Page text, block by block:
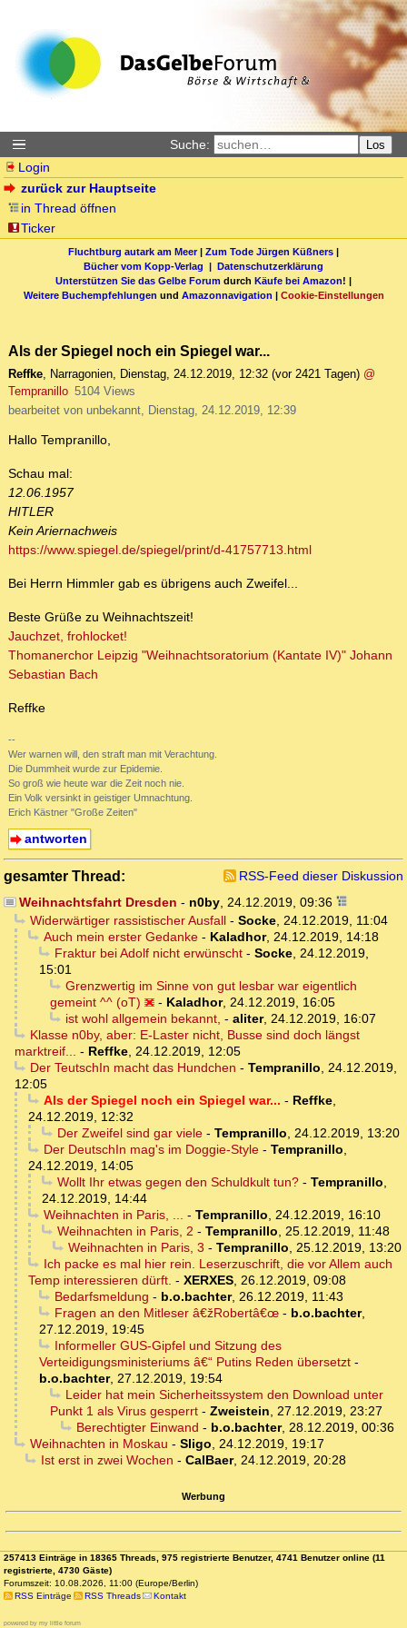
Suche: Los
Login
zurück zur Hauptseite
in Thread öffnen
Ticker
Fluchtburg autark am Meer| Zum Tode Jürgen Küßners |
Bücher vom Kopp-Verlag | Datenschutzerklärung
Unterstützen Sie das Gelbe Forum durch Käufe bei Amazon! |
Weitere Buchempfehlungen und Amazonnavigation | Cookie-Einstellungen
Als der Spiegel noch ein Spiegel war...
Reffke, Narragonien, Dienstag, 24.12.2019, 12:32 (vor 2421 Tagen) @
Tempranillo 5104 Views
bearbeitet von unbekannt, Dienstag, 24.12.2019, 12:39
Hallo Tempranillo,
Schau mal:
12.06.1957
HITLER
Kein Ariernachweis
https://www.spiegel.de/spiegel/print/d-41757713.html
Bei Herrn Himmler gab es übrigens auch Zweifel...
Beste Grüße zu Weihnachtszeit!
Jauchzet, frohlocket!
Thomanerchor Leipzig "Weihnachtsoratorium (Kantate IV)" Johann
Sebastian Bach
Reffke
--
Wer warnen will, den straft man mit Verachtung.
Die Dummheit wurde zur Epidemie.
So groß wie heute war die Zeit noch nie.
Ein Volk versinkt in geistiger Umnachtung.
Erich Kästner "Große Zeiten"
antworten
gesamter Thread:
RSS-Feed dieser Diskussion
Weihnachtsfahrt Dresden - n0by, 24.12.2019, 09:36
Widerwärtiger rassistischer Ausfall- Socke, 24.12.2019, 11:04
Auch mein erster Gedanke- Kaladhor, 24.12.2019, 14:18
Fraktur bei Adolf nicht erwünscht- Socke, 24.12.2019,
15:01
Grenzwertig im Sinne von gut lesbar war eigentlich
gemeint ^^ (oT)
- Kaladhor, 24.12.2019, 16:05
ist wohl allgemein bekannt, - aliter, 24.12.2019, 16:07
Klasse n0by, aber: E-Laster nicht, Busse sind doch längst
marktreif... - Reffke, 24.12.2019, 12:05
Der TeutschIn macht das Hundchen - Tempranillo, 24.12.2019,
12:05
Als der Spiegel noch ein Spiegel war... - Reffke,
24.12.2019, 12:32
Der Zweifel sind gar viele- Tempranillo, 24.12.2019, 13:20
Der DeutschIn mag's im Doggie-Style- Tempranillo,
24.12.2019, 14:05
Wollt Ihr etwas gegen den Schuldkult tun?- Tempranillo,
24.12.2019, 14:44
Weihnachten in Paris, ... - Tempranillo, 24.12.2019, 16:10
Weihnachten in Paris, 2 - Tempranillo, 25.12.2019, 11:48
Weihnachten in Paris, 3 - Tempranillo, 25.12.2019, 13:20
Ich packe es mal hier rein. Leserzuschrift, die vor Allem auch
Temp interessieren dürft. - XERXES, 26.12.2019, 09:08
Bedarfsmeldung - b.o.bachter, 26.12.2019, 11:43
Fragen an den Mitleser â€žRobertâ€œ- b.o.bachter,
27.12.2019, 19:45
Informeller GUS-Gipfel und Sitzung des
Verteidigungsministeriums â€“ Putins Reden übersetzt -
b.o.bachter, 27.12.2019, 19:54
Leider hat mein Sicherheitssystem den Download unter
Punkt 1 als Virus gesperrt - Zweistein, 27.12.2019, 23:27
Berechtigter Einwand - b.o.bachter, 28.12.2019, 00:36
Weihnachten in Moskau - Sligo, 24.12.2019, 19:17
Ist erst in zwei Wochen - CalBaer, 24.12.2019, 20:28
Werbung
257413 Einträge in 18365 Threads, 975 registrierte Benutzer, 4741 Benutzer online (11
registrierte, 4730 Gäste)
Forumszeit: 10.08.2026, 11:00 (Europe/Berlin)
RSS Einträge
RSS Threads Kontakt
powered by my little forum